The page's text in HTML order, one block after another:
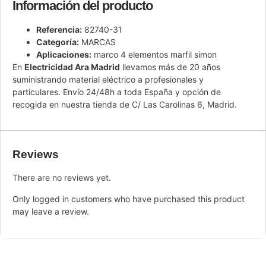
Información del producto
Referencia: 82740-31
Categoría: MARCAS
Aplicaciones: marco 4 elementos marfil simon
En Electricidad Ara Madrid llevamos más de 20 años
suministrando material eléctrico a profesionales y
particulares. Envío 24/48h a toda España y opción de
recogida en nuestra tienda de C/ Las Carolinas 6, Madrid.
Reviews
There are no reviews yet.
Only logged in customers who have purchased this product
may leave a review.